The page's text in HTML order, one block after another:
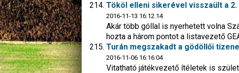
Tököl elleni sikerével visszaült a
2016-11-13 16:12:14
Akár több góllal is nyerhetett volna
hozta a három pontot a listavezető
Turán megszakadt a gödöllői
2016-11-06 16:16:04
Vitatható játékvezető ítéletek is